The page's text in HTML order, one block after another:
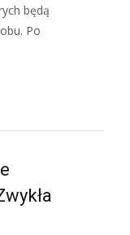
będą
Po